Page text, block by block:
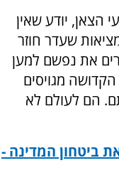
יודע שאין
שעדר חוזר
את נפשם למען
מגויסים
הם לעולם לא
ביטחון המדינה -